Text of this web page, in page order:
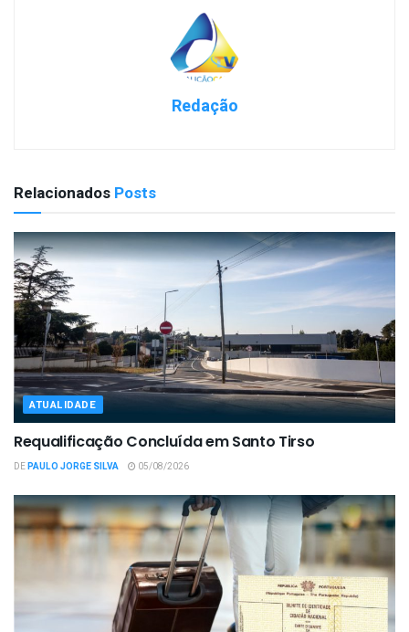
Redação
Relacionados Posts
ATUALIDADE
Requalificação Concluída em Santo Tirso
DEPAULO JORGE SILVA 05/08/2026